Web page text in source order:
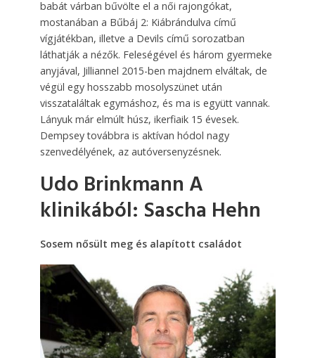
babát várban bűvölte el a női rajongókat,
mostanában a Bűbáj 2: Kiábrándulva című
vígjátékban, illetve a Devils című sorozatban
láthatják a nézők. Feleségével és három gyermeke
anyjával, Jilliannel 2015-ben majdnem elváltak, de
végül egy hosszabb mosolyszünet után
visszataláltak egymáshoz, és ma is együtt vannak.
Lányuk már elmúlt húsz, ikerfiaik 15 évesek.
Dempsey továbbra is aktívan hódol nagy
szenvedélyének, az autóversenyzésnek.
Udo Brinkmann A
klinikából: Sascha Hehn
Sosem nősült meg és alapított családot